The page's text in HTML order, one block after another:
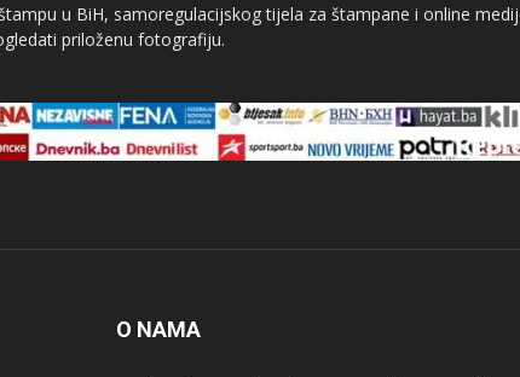
u BiH, samoregulacijskog tijela za štampane i online
priloženu fotografiju.
O NAMA